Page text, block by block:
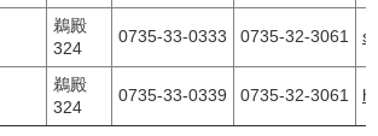
鵜殿
324
0735-33-0333 0735-32-3061
鵜殿
324
0735-33-0339 0735-32-3061